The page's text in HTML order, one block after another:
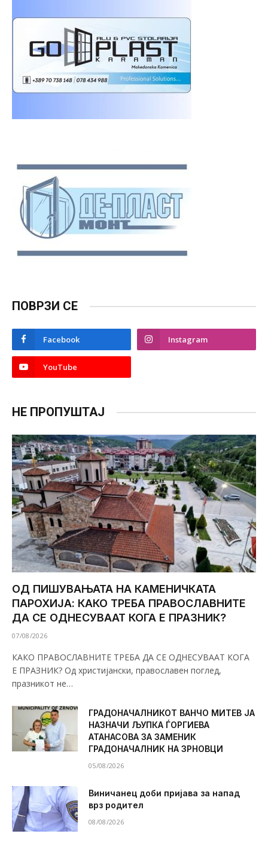
ПОВРЗИ СЕ
Facebook Instagram
YouTube
НЕ ПРОПУШТАЈ
ОД ПИШУВАЊАТА НА КАМЕНИЧКАТА
ПАРОХИЈА: КАКО ТРЕБА ПРАВОСЛАВНИТЕ
ДА СЕ ОДНЕСУВААТ КОГА Е ПРАЗНИК?
07/08/2026
КАКО ПРАВОСЛАВНИТЕ ТРЕБА ДА СЕ ОДНЕСУВААТ КОГА
Е ПРАЗНИК? Од христијански, православен поглед,
празникот не…
ГРАДОНАЧАЛНИКОТ ВАНЧО МИТЕВ ЈА
НАЗНАЧИ ЉУПКА ЃОРГИЕВА
АТАНАСОВА ЗА ЗАМЕНИК
ГРАДОНАЧАЛНИК НА ЗРНОВЦИ
05/08/2026
Виничанец доби пријава за напад
врз родител
08/08/2026